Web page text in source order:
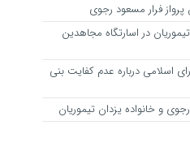
فرار مسعود رجوی
در اسارتگاه مجاهدین
اسلامی درباره عدم كفایت بنی
و خانواده یزدان تیموریان